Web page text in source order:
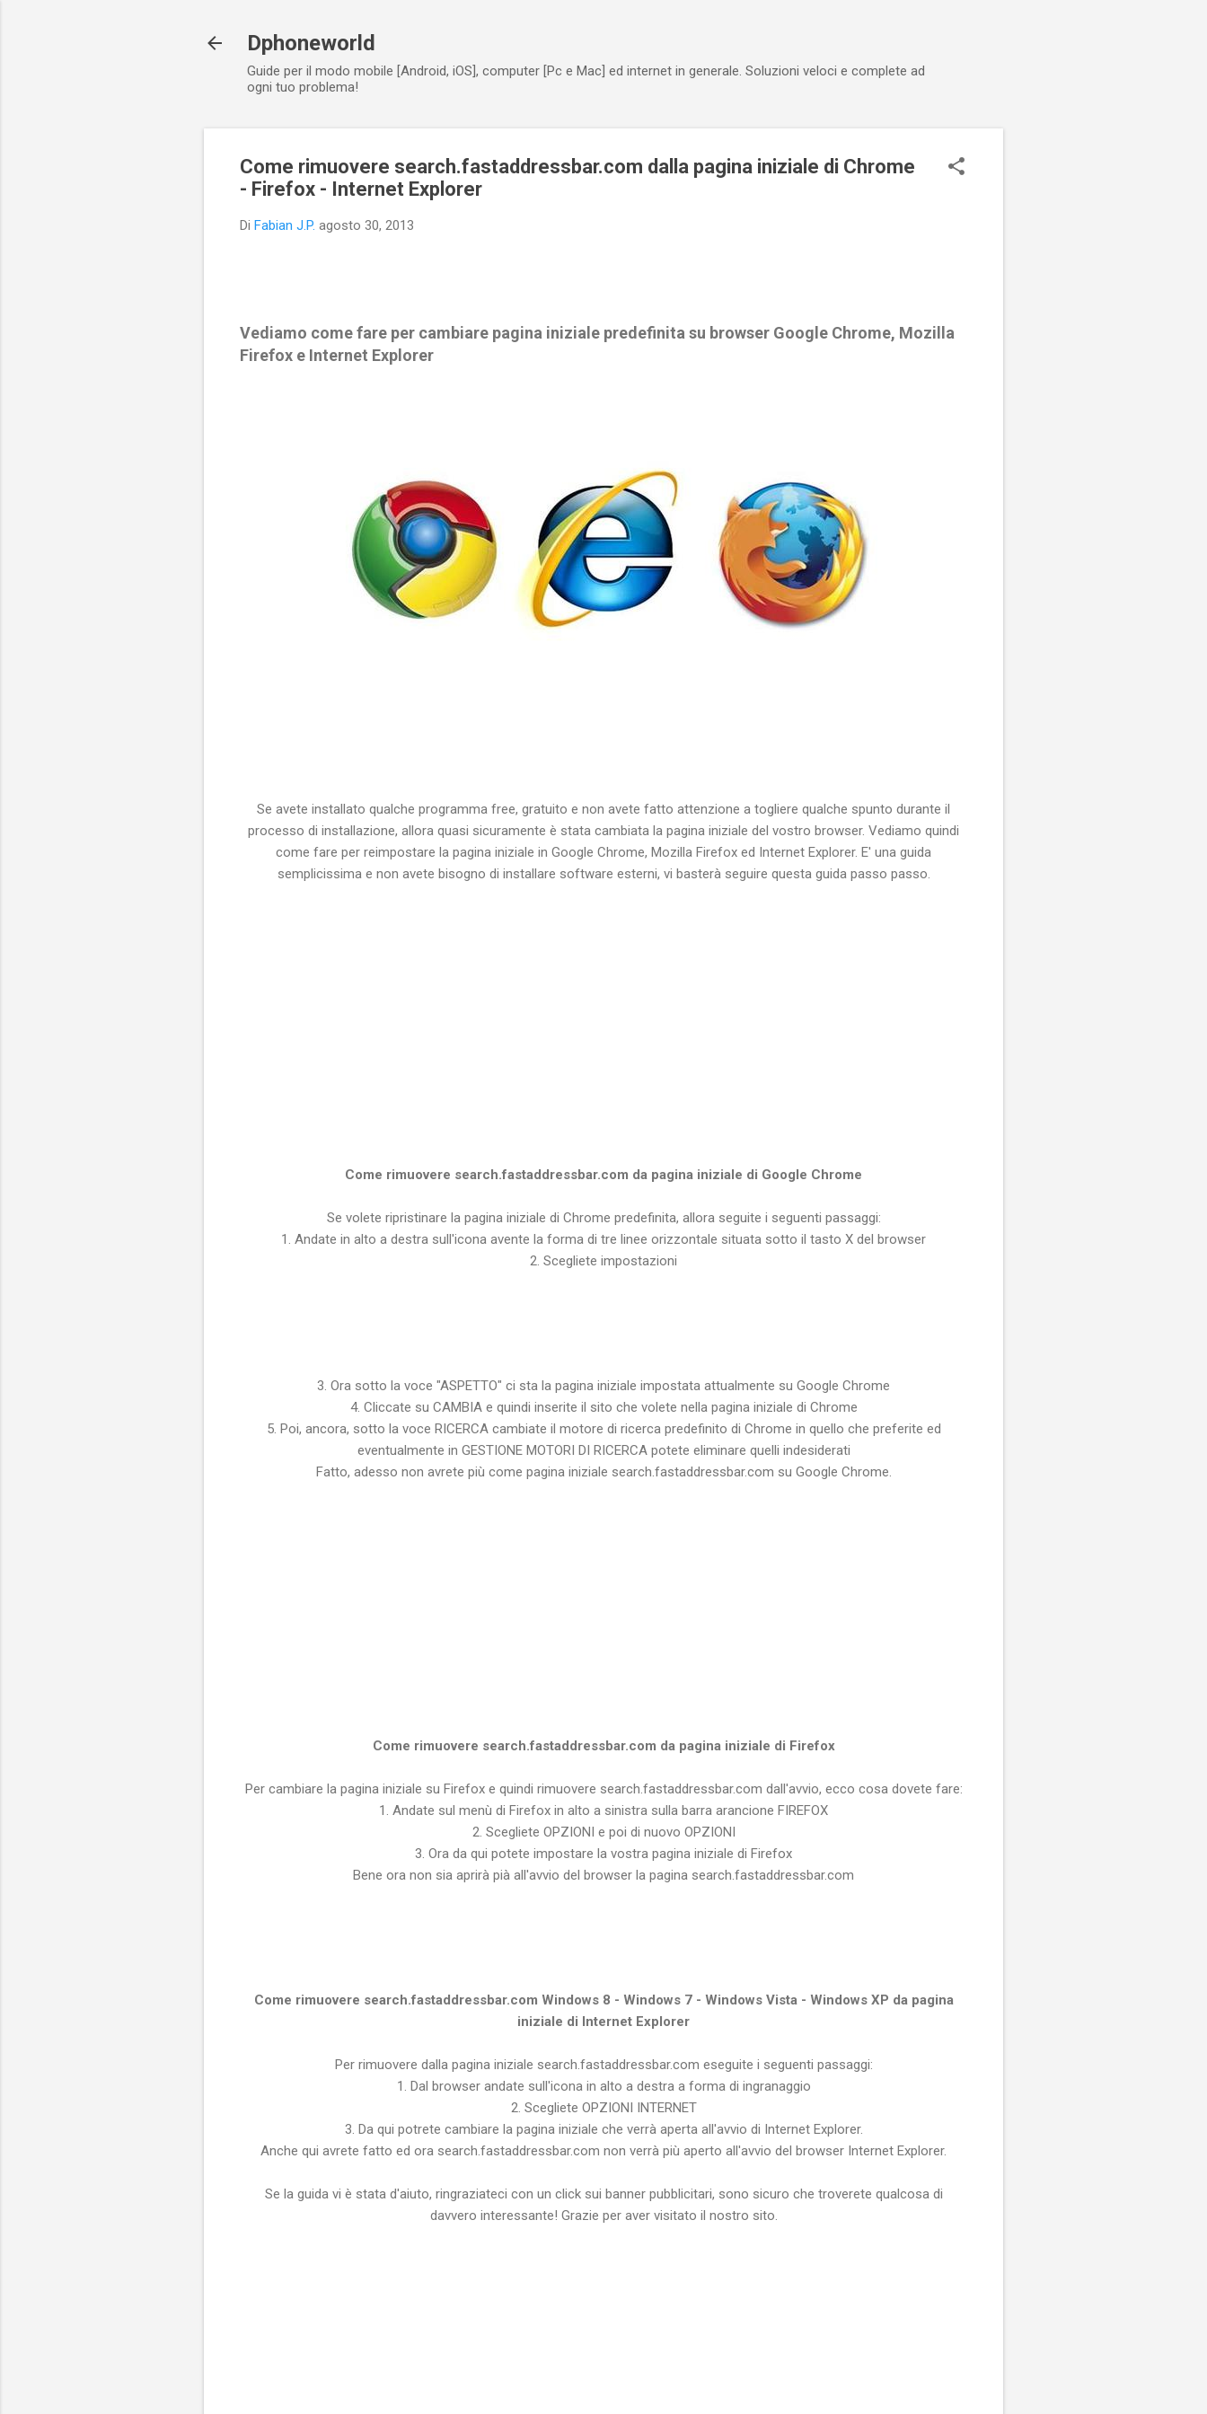
Dphoneworld
Guide per il modo mobile [Android, iOS], computer [Pc e Mac] ed internet in generale. Soluzioni veloci e complete ad
ogni tuo problema!
Come rimuovere search.fastaddressbar.com dalla pagina iniziale di Chrome
- Firefox - Internet Explorer
Di Fabian J.P. agosto 30, 2013
Vediamo come fare per cambiare pagina iniziale predefinita su browser Google Chrome, Mozilla
Firefox e Internet Explorer
Se avete installato qualche programma free, gratuito e non avete fatto attenzione a togliere qualche spunto durante il
processo di installazione, allora quasi sicuramente è stata cambiata la pagina iniziale del vostro browser. Vediamo quindi
come fare per reimpostare la pagina iniziale in Google Chrome, Mozilla Firefox ed Internet Explorer. E' una guida
semplicissima e non avete bisogno di installare software esterni, vi basterà seguire questa guida passo passo.
Come rimuovere search.fastaddressbar.com da pagina iniziale di Google Chrome
Se volete ripristinare la pagina iniziale di Chrome predefinita, allora seguite i seguenti passaggi:
1. Andate in alto a destra sull'icona avente la forma di tre linee orizzontale situata sotto il tasto X del browser
2. Scegliete impostazioni
3. Ora sotto la voce "ASPETTO" ci sta la pagina iniziale impostata attualmente su Google Chrome
4. Cliccate su CAMBIA e quindi inserite il sito che volete nella pagina iniziale di Chrome
5. Poi, ancora, sotto la voce RICERCA cambiate il motore di ricerca predefinito di Chrome in quello che preferite ed
eventualmente in GESTIONE MOTORI DI RICERCA potete eliminare quelli indesiderati
Fatto, adesso non avrete più come pagina iniziale search.fastaddressbar.com su Google Chrome.
Come rimuovere search.fastaddressbar.com da pagina iniziale di Firefox
Per cambiare la pagina iniziale su Firefox e quindi rimuovere search.fastaddressbar.com dall'avvio, ecco cosa dovete fare:
1. Andate sul menù di Firefox in alto a sinistra sulla barra arancione FIREFOX
2. Scegliete OPZIONI e poi di nuovo OPZIONI
3. Ora da qui potete impostare la vostra pagina iniziale di Firefox
Bene ora non sia aprirà pià all'avvio del browser la pagina search.fastaddressbar.com
Come rimuovere search.fastaddressbar.com Windows 8 - Windows 7 - Windows Vista - Windows XP da pagina
iniziale di Internet Explorer
Per rimuovere dalla pagina iniziale search.fastaddressbar.com eseguite i seguenti passaggi:
1. Dal browser andate sull'icona in alto a destra a forma di ingranaggio
2. Scegliete OPZIONI INTERNET
3. Da qui potrete cambiare la pagina iniziale che verrà aperta all'avvio di Internet Explorer.
Anche qui avrete fatto ed ora search.fastaddressbar.com non verrà più aperto all'avvio del browser Internet Explorer.
Se la guida vi è stata d'aiuto, ringraziateci con un click sui banner pubblicitari, sono sicuro che troverete qualcosa di
davvero interessante! Grazie per aver visitato il nostro sito.